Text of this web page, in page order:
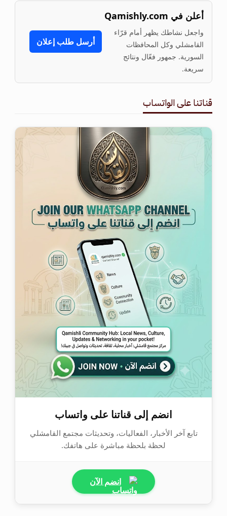
أعلن في Qamishly.com
واجعل نشاطك يظهر أمام قرّاء
القامشلي وكل المحافظات
السورية. جمهور فعّال ونتائج
سريعة.
أرسل طلب إعلان
قناتنا على الواتساب
انضم إلى قناتنا على واتساب
تابع آخر الأخبار، الفعاليات، وتحديثات مجتمع القامشلي
لحظة بلحظة مباشرة على هاتفك.
انضم الآن